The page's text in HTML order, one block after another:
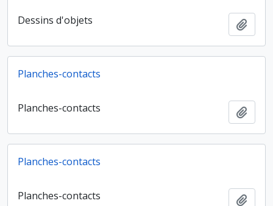
Dessins d'objets
Planches-contacts
Planches-contacts
Planches-contacts
Planches-contacts